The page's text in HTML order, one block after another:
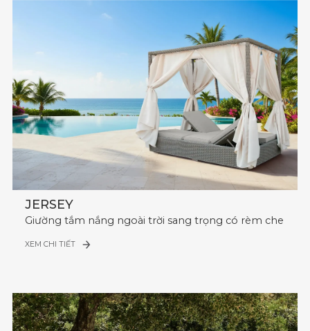
JERSEY
Giường tắm nắng ngoài trời sang trọng có rèm che
XEM CHI TIẾT